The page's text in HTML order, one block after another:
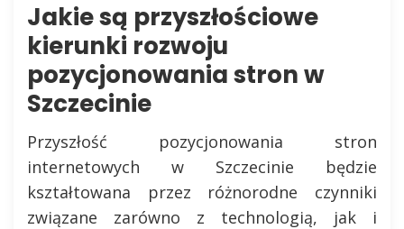
Jakie są przyszłościowe
kierunki rozwoju
pozycjonowania stron w
Szczecinie
Przyszłość pozycjonowania stron
internetowych w Szczecinie będzie
kształtowana przez różnorodne czynniki
związane zarówno z technologią, jak i